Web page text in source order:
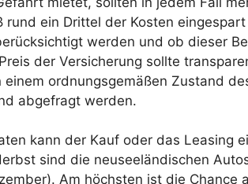
ein Drittel der Kosten
werden und ob dieser
der Versicherung sollte
ordnungsgemäßen Zustand
abgefragt werden.
kann der Kauf oder das Leasing
sind die neuseeländischen
Am höchsten ist die Chance